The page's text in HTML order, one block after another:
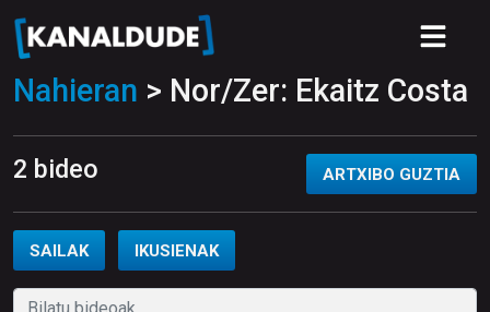
Nahieran > Nor/Zer: Ekaitz Costa
2 bideo ARTXIBO GUZTIA
SAILAK IKUSIENAK